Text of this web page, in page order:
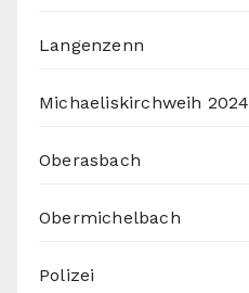
Langenzenn
Michaeliskirchweih 2024
Oberasbach
Obermichelbach
Polizei